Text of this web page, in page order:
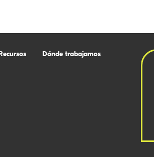
Dónde trabajamos